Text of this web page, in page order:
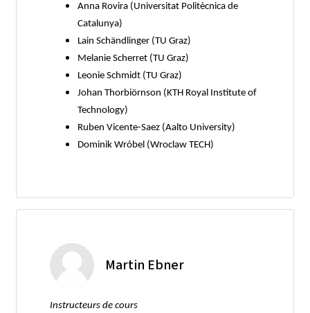
Anna Rovira (Universitat Politècnica de
Catalunya)
Lain Schändlinger (TU Graz)
Melanie Scherret (TU Graz)
Leonie Schmidt (TU Graz)
Johan Thorbiörnson (KTH Royal Institute of
Technology)
Ruben Vicente-Saez (Aalto University)
Dominik Wróbel (Wroclaw TECH)
Martin Ebner
Instructeurs de cours